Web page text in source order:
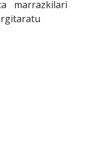
marrazkilari